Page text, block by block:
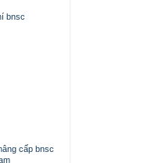
bnsc
cấp bnsc